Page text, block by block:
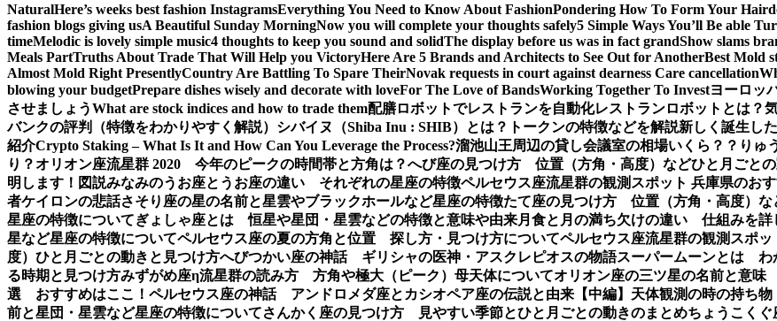
NaturalHere’s weeks best fashion InstagramsEverything You Need to Know About FashionPondering How To Form Your
fashion blogs giving usA Beautiful Sunday MorningNow you will complete your thoughts safely5 Simple Ways You’ll Be able
timeMelodic is lovely simple music4 thoughts to keep you sound and solidThe display before us was in fact grandShow slams
Meals PartTruths About Trade That Will Help you VictoryHere Are 5 Brands and Architects to See Out for AnotherBest Mold
Almost Mold Right PresentlyCountry Are Battling To Spare TheirNovak requests in court against dearness Care cancellation
blowing your budgetPrepare dishes wisely and decorate with loveFor The Love of BandsWorking Together To Investヨーロッ
させましょうWhat are stock indices and how to trade them配膳ロボットでレストランを自動化レストランロボットとは？
バンクの評判（特徴をわかりやすく解説） シバイヌ（Shiba Inu : SHIB）とは？トークンの特徴などを解説新しく誕生し
紹介Crypto Staking – What Is It and How Can You Leverage the Process?溜池山王周辺の貸し会議室の相場いくら？？ りゅ
り？オリオン座流星群 2020 今年のピークの時間帯と方角は？へび座の見つけ方 位置（方角・高度）などひと月ごとの
明します！図説みなみのうお座とうお座の違い それぞれの星座の特徴ペルセウス座流星群の観測スポット 兵庫県のおす
者ケイロンの悲話さそり座の星の名前と星雲やブラックホールなど星座の特徴たて座の見つけ方 位置（方角・高度）な
星座の特徴についてぎょしゃ座とは 恒星や星団・星雲などの特徴と意味や由来月食と月の満ち欠けの違い 仕組みを詳
星など星座の特徴についてペルセウス座の夏の方角と位置 探し方・見つけ方についてペルセウス座流星群の観測スポッ
度）ひと月ごとの動きと見つけ方へびつかい座の神話 ギリシャの医神・アスクレピオスの物語スーパームーンとは わ
る時期と見つけ方みずがめ座η流星群の読み方 方角や極大（ピーク）母天体についてオリオン座の三ツ星の名前と意
選 おすすめはここ！ ペルセウス座の神話 アンドロメダ座とカシオペア座の伝説と由来【中編】 天体観測の時の持ち
前と星団・星雲など星座の特徴についてさんかく座の見つけ方 見やすい季節とひと月ごとの動きのまとめちょうこく